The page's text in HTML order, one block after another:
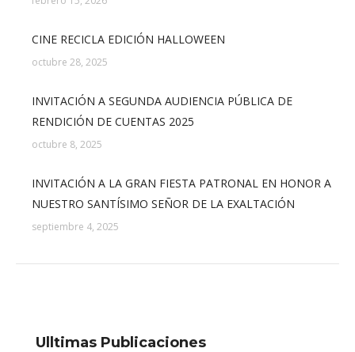
CINE RECICLA EDICIÓN HALLOWEEN
octubre 28, 2025
INVITACIÓN A SEGUNDA AUDIENCIA PÚBLICA DE
RENDICIÓN DE CUENTAS 2025
octubre 8, 2025
INVITACIÓN A LA GRAN FIESTA PATRONAL EN HONOR A
NUESTRO SANTÍSIMO SEÑOR DE LA EXALTACIÓN
septiembre 4, 2025
Ulltimas Publicaciones